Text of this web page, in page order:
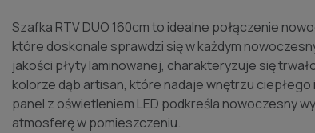
Szafka RTV DUO 160cm to idealne połączenie
które doskonale sprawdzi się w każdym
jakości płyty laminowanej, charakteryzuje się
kolorze dąb artisan, które nadaje wnętrzu
panel z oświetleniem LED podkreśla nowoczesny
atmosferę w pomieszczeniu.